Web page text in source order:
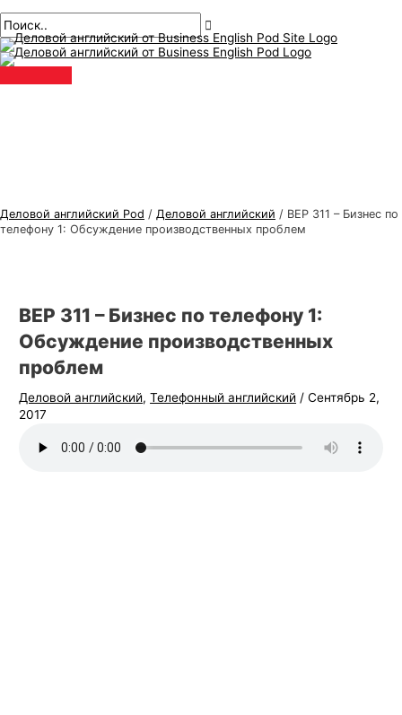
к
содержанию
меню
Деловой английский Pod / Деловой английский / BEP 311 – Бизнес по
телефону 1: Обсуждение производственных проблем
BEP 311 – Бизнес по телефону 1:
Обсуждение производственных
проблем
Деловой английский,Телефонный английский /Сентябрь 2,
2017
по
публикациям
здесь..
почта*
Т
е
м
ы
о
н
г
л
и
й
И
с
к
а